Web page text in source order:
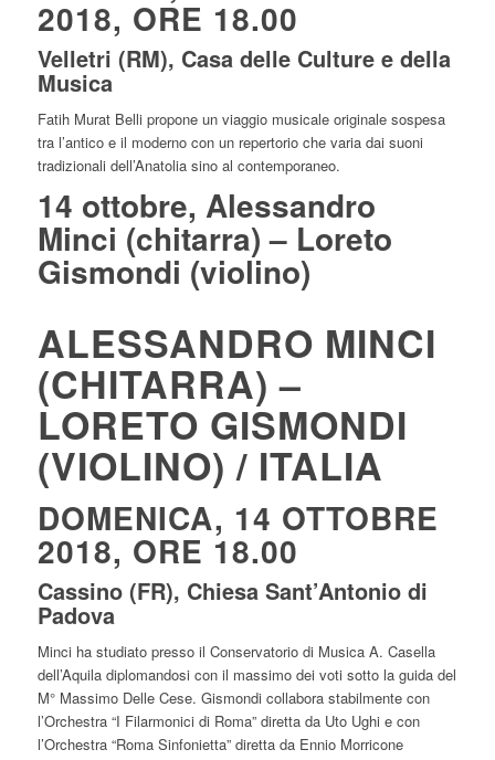
2018, ORE 18.00
Velletri (RM), Casa delle Culture e della
Musica
Fatih Murat Belli propone un viaggio musicale originale sospesa
tra l’antico e il moderno con un repertorio che varia dai suoni
tradizionali dell’Anatolia sino al contemporaneo.
14 ottobre, Alessandro
Minci (chitarra) – Loreto
Gismondi (violino)
ALESSANDRO MINCI
(CHITARRA) –
LORETO GISMONDI
(VIOLINO) / ITALIA
DOMENICA, 14 OTTOBRE
2018, ORE 18.00
Cassino (FR), Chiesa Sant’Antonio di
Padova
Minci ha studiato presso il Conservatorio di Musica A. Casella
dell’Aquila diplomandosi con il massimo dei voti sotto la guida del
M° Massimo Delle Cese. Gismondi collabora stabilmente con
l’Orchestra “I Filarmonici di Roma” diretta da Uto Ughi e con
l’Orchestra “Roma Sinfonietta” diretta da Ennio Morricone